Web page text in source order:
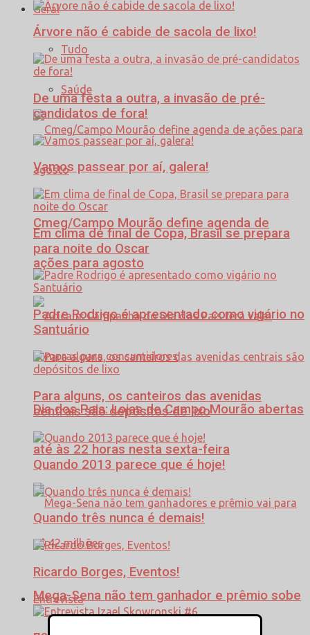
Geral
Tudo
Saúde
Cmeg/Campo Mourão define agenda de
ações para agosto
Dia dos Pais: Lojas de Campo Mourão abertas
até às 22 horas nesta sexta-feira
Mega-Sena não tem ganhador e prêmio sobe
Árvore não é cabide de sacola de lixo!
De uma festa a outra, a invasão de pré-
candidatos de fora!
Vamos passear por aí, galera!
Em clima de final de Copa, Brasil se prepara
para noite do Oscar
Padre Rodrigo é apresentado como vigário no
Santuário
Para alguns, os canteiros das avenidas
centrais são depósitos de lixo
Quando 2013 parece que é hoje!
Quando três nunca é demais!
Ricardo Borges, Eventos!
Entrevista